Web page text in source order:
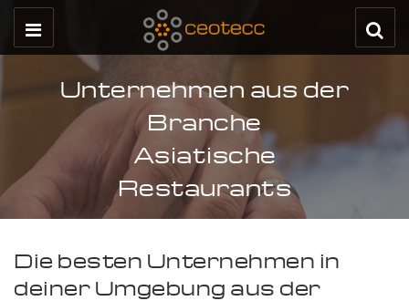
Unternehmen aus der
Branche
Asiatische
Restaurants
Die besten Unternehmen in
deiner Umgebung aus der